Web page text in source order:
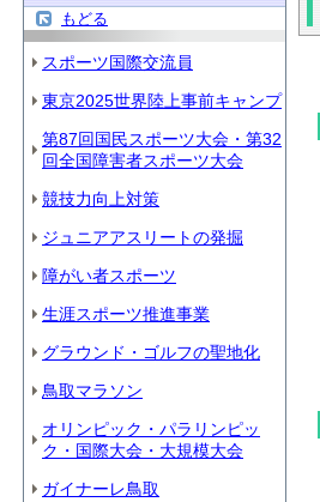
もどる
スポーツ国際交流員
東京2025世界陸上事前キャンプ
第87回国民スポーツ大会・第32
回全国障害者スポーツ大会
競技力向上対策
ジュニアアスリートの発掘
障がい者スポーツ
生涯スポーツ推進事業
グラウンド・ゴルフの聖地化
鳥取マラソン
オリンピック・パラリンピッ
ク・国際大会・大規模大会
ガイナーレ鳥取